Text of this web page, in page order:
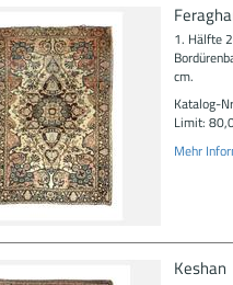
1. Hälfte
cm.
Katalog-
Limit:
Mehr
Keshan